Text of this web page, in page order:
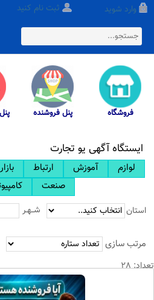
وارد شوید ثبت نام کنید
فروشگاه پنل فروشنده
ایستگاه آگهی یو تجارت
ارتباط آموزش
لوازم
صنعت
استان شــهـر
مرتب سازی
تعداد: 28